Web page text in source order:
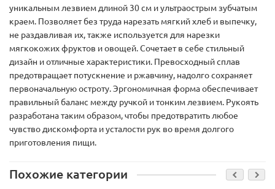
уникальным лезвием длиной 30 см и ультраострым зубчатым
краем. Позволяет без труда нарезать мягкий хлеб и выпечку,
не раздавливая их, также используется для нарезки
мягкокожих фруктов и овощей. Сочетает в себе стильный
дизайн и отличные характеристики. Превосходный сплав
предотвращает потускнение и ржавчину, надолго сохраняет
первоначальную остроту. Эргономичная форма обеспечивает
правильный баланс между ручкой и тонким лезвием. Рукоять
разработана таким образом, чтобы предотвратить любое
чувство дискомфорта и усталости рук во время долгого
приготовления пищи.
Похожие категории